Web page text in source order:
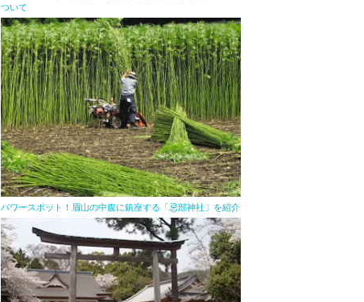
ついて
パワースポット！眉山の中腹に鎮座する「忌部神社」を紹介